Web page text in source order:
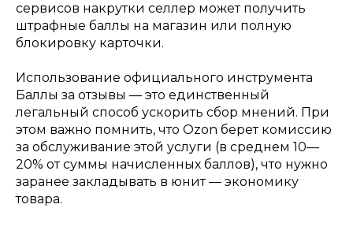
сервисов накрутки селлер может получить
штрафные баллы на магазин или полную
блокировку карточки.
Использование официального инструмента
Баллы за отзывы — это единственный
легальный способ ускорить сбор мнений. При
этом важно помнить, что Ozon берет комиссию
за обслуживание этой услуги (в среднем 10—
20% от суммы начисленных баллов), что нужно
заранее закладывать в юнит — экономику
товара.